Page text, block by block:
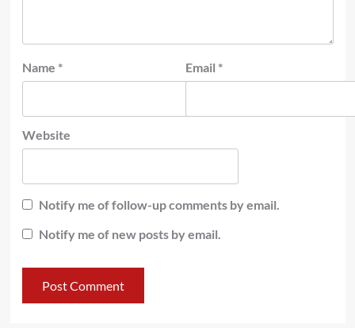
Name * Email *
Website
Notify me of follow-up comments by email.
Notify me of new posts by email.